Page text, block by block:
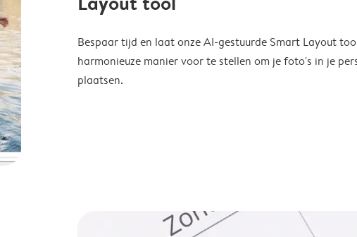
Bespaar tijd en laat onze AI-gestuurde Smart Layout
harmonieuze manier voor te stellen om je foto's in je
plaatsen.